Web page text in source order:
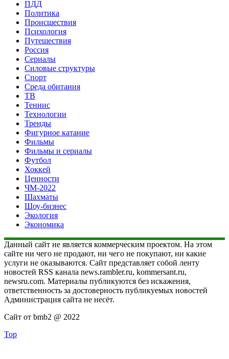
ПДД
Политика
Происшествия
Психология
Путешествия
Россия
Сериалы
Силовые структуры
Спорт
Среда обитания
ТВ
Теннис
Технологии
Тренды
Фигурное катание
Фильмы
Фильмы и сериалы
Футбол
Хоккей
Ценности
ЧМ-2022
Шахматы
Шоу-бизнес
Экология
Экономика
Данный сайт не является коммерческим проектом. На этом
сайте ни чего не продают, ни чего не покупают, ни какие
услуги не оказываются. Сайт представляет собой ленту
новостей RSS канала news.rambler.ru, kommersant.ru,
newsru.com. Материалы публикуются без искажения,
ответственность за достоверность публикуемых новостей
Администрация сайта не несёт.
Сайт от bmb2 @ 2022
Top